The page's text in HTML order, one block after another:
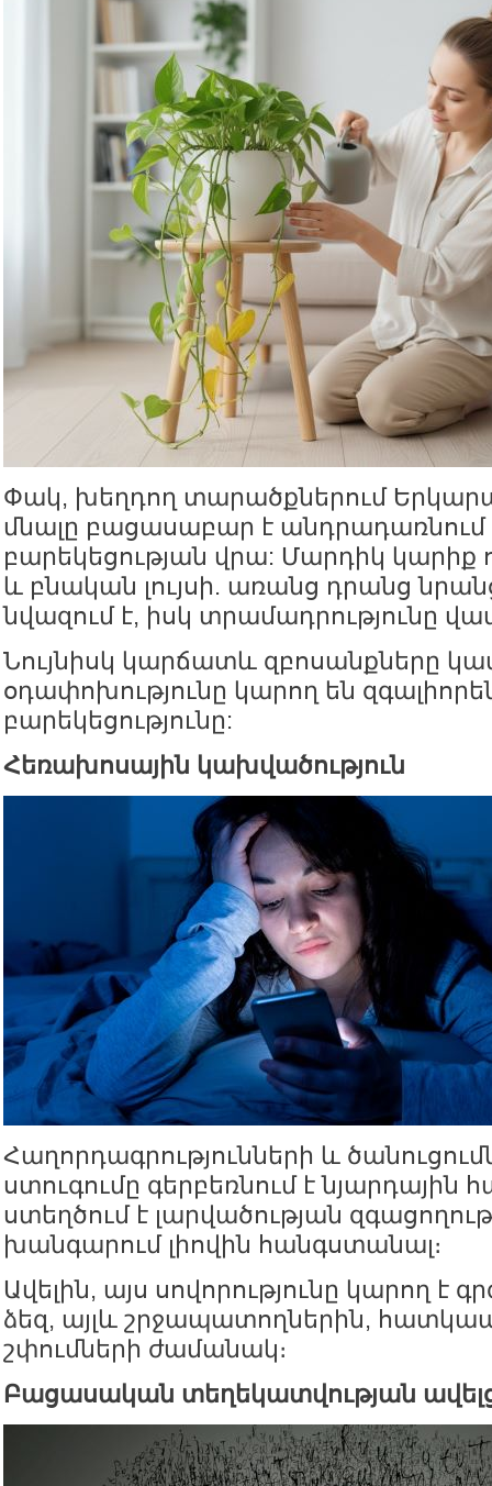
Փակ, խեղդող տարածքներում
մնալը բացասաբար է անդրադառնում
բարեկեցության վրա: Մարդիկ կարիք
և բնական լույսի. առանց դրանց
նվազում է, իսկ տրամադրությունը
Նույնիսկ կարճատև զբոսանքները
օդափոխությունը կարող են
բարեկեցությունը:
Հեռախոսային կախվածություն
Հաղորդագրությունների և
ստուգումը գերբեռնում է նյարդային
ստեղծում է լարվածության
խանգարում լիովին հանգստանալ։
Ավելին, այս սովորությունը կարող է
ձեզ, այլև շրջապատողներին,
շփումների ժամանակ։
Բացասական տեղեկատվության